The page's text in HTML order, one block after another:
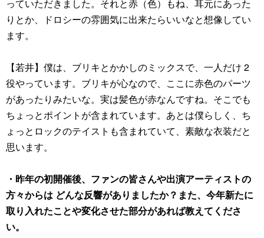
っていただきました。それと赤（色）もね、耳元にあった
りとか、ドロシーの雰囲気に出来たらいいなと想像してい
ます。
【若井】僕は、ブリキとかかしのミックスで、一人だけ 2
役やっています。ブリキが心なので、ここに赤色のパーツ
があったりみたいな。実は髪色が赤なんですね。そこでも
ちょっとポイントが含まれています。あとは僕らしく、ち
ょっとロックのテイストも含まれていて、素敵な衣装だと
思います。
・昨年の初開催後、ファンの皆さんや出演アーティストの
方々からは どんな反響がありましたか？また、今年新たに
取り入れたことや変化させた部分があれば教えてくださ
い。